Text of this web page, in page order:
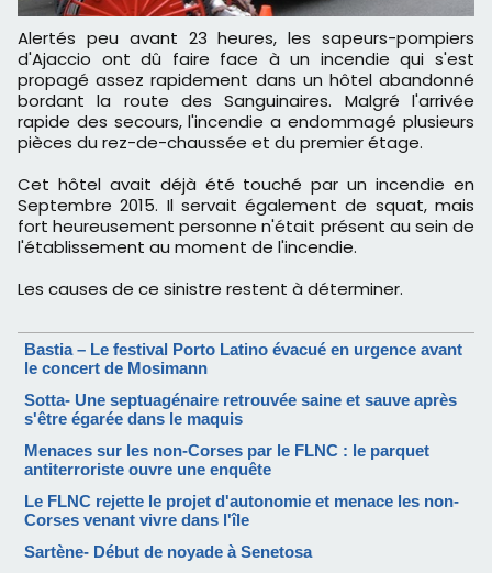
Alertés peu avant 23 heures, les sapeurs-pompiers
d'Ajaccio ont dû faire face à un incendie qui s'est
propagé assez rapidement dans un hôtel abandonné
bordant la route des Sanguinaires. Malgré l'arrivée
rapide des secours, l'incendie a endommagé plusieurs
pièces du rez-de-chaussée et du premier étage.
Cet hôtel avait déjà été touché par un incendie en
Septembre 2015. Il servait également de squat, mais
fort heureusement personne n'était présent au sein de
l'établissement au moment de l'incendie.
Les causes de ce sinistre restent à déterminer.
Bastia – Le festival Porto Latino évacué en urgence avant
le concert de Mosimann
Sotta- Une septuagénaire retrouvée saine et sauve après
s'être égarée dans le maquis
Menaces sur les non-Corses par le FLNC : le parquet
antiterroriste ouvre une enquête
Le FLNC rejette le projet d'autonomie et menace les non-
Corses venant vivre dans l'île
Sartène- Début de noyade à Senetosa